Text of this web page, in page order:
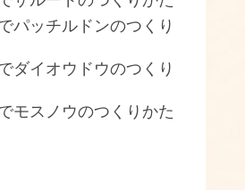
パッチルドンのつくり
ダイオウドウのつくり
モスノウのつくりかた